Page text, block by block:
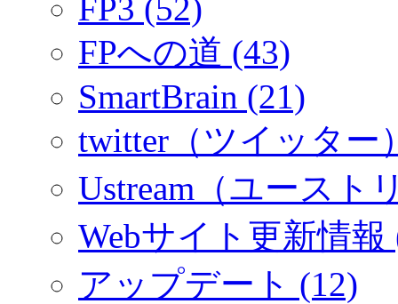
FP3 (52)
FPへの道 (43)
SmartBrain (21)
twitter（ツイッター
Ustream（ユースト
Webサイト更新情報
アップデート (12)